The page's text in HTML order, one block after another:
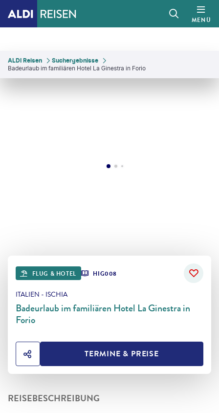
MENÜ
ALDI Reisen
Suchergebnisse
Badeurlaub im familiären Hotel La Ginestra in Forio
FLUG & HOTEL HIG008
ITALIEN - ISCHIA
Badeurlaub im familiären Hotel La Ginestra in
Forio
HOTEL TEILENTERMINE & PREISE
REISEBESCHREIBUNG